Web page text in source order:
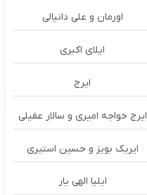
اورمان و علی دانیالی
ايلاى اكبرى
ایرج
ایرج خواجه امیری و سالار عقیلی
ایریک بویز و حسین استیری
ایلیا الهی یار